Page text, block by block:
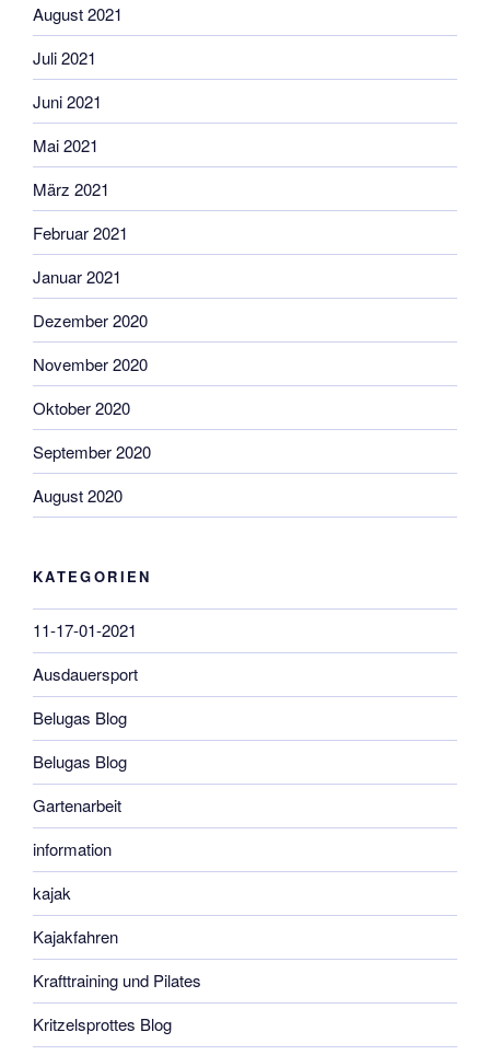
August 2021
Juli 2021
Juni 2021
Mai 2021
März 2021
Februar 2021
Januar 2021
Dezember 2020
November 2020
Oktober 2020
September 2020
August 2020
KATEGORIEN
11-17-01-2021
Ausdauersport
Belugas Blog
Belugas Blog
Gartenarbeit
information
kajak
Kajakfahren
Krafttraining und Pilates
Kritzelsprottes Blog